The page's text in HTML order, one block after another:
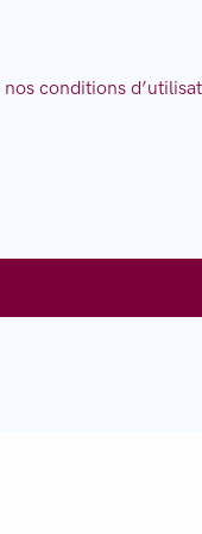
nos conditions